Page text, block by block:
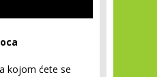
kojom ćete se